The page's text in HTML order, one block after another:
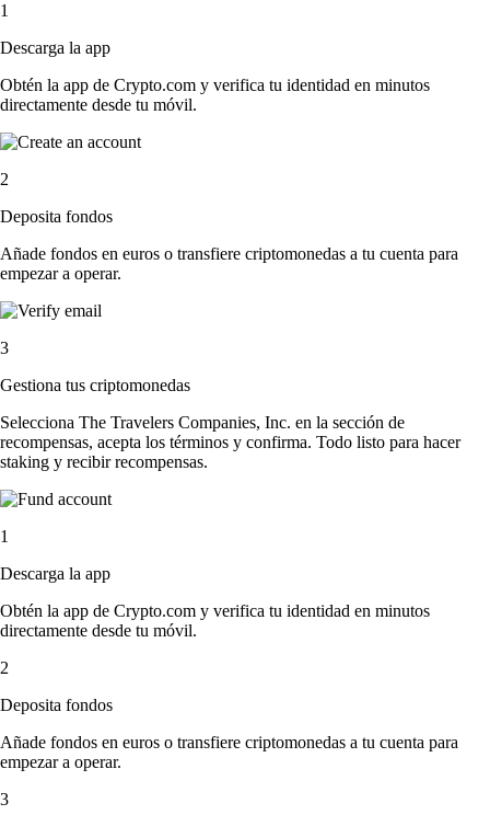
1
Descarga la app
Obtén la app de Crypto.com y verifica tu identidad en minutos
directamente desde tu móvil.
2
Deposita fondos
Añade fondos en euros o transfiere criptomonedas a tu cuenta para
empezar a operar.
3
Gestiona tus criptomonedas
Selecciona The Travelers Companies, Inc. en la sección de
recompensas, acepta los términos y confirma. Todo listo para hacer
staking y recibir recompensas.
1
Descarga la app
Obtén la app de Crypto.com y verifica tu identidad en minutos
directamente desde tu móvil.
2
Deposita fondos
Añade fondos en euros o transfiere criptomonedas a tu cuenta para
empezar a operar.
3